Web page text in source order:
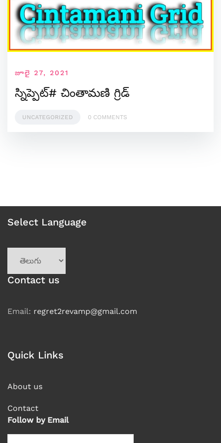
జూలై 27, 2021
స్నిప్పెట్# చింతామణి గ్రిడ్
UNCATEGORIZED 0 COMMENTS
Select Language
language
Contact us
Email: regret2revamp@gmail.com
Quick Links
About us
Contact
Follow by Email